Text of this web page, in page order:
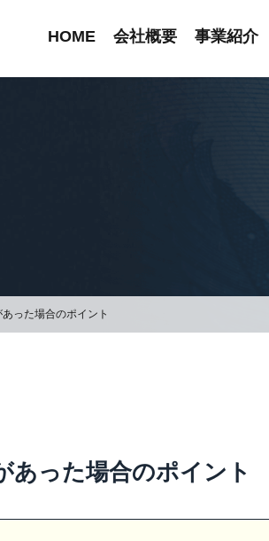
HOME 会社概要 事業紹介
った場合のポイント
あった場合のポイント